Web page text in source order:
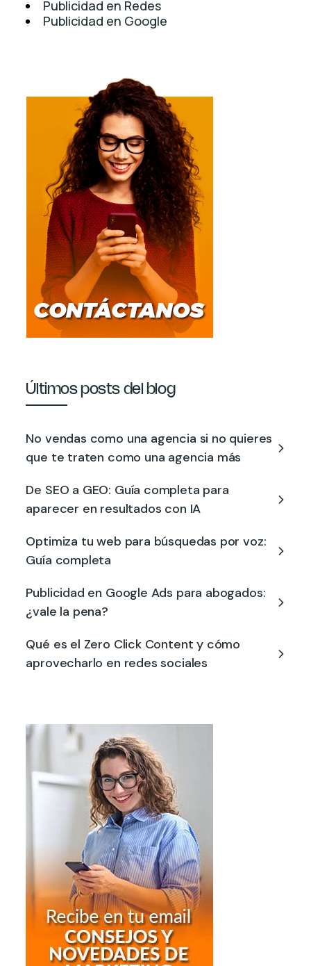
Publicidad en Redes
Publicidad en Google
Últimos posts del blog
No vendas como una agencia si no quieres
que te traten como una agencia más
De SEO a GEO: Guía completa para
aparecer en resultados con IA
Optimiza tu web para búsquedas por voz:
Guía completa
Publicidad en Google Ads para abogados:
¿vale la pena?
Qué es el Zero Click Content y cómo
aprovecharlo en redes sociales